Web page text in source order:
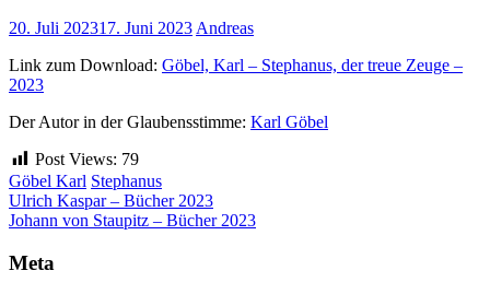
20. Juli 202317. Juni 2023 Andreas
Link zum Download: Göbel, Karl – Stephanus, der treue Zeuge –
2023
Der Autor in der Glaubensstimme: Karl Göbel
Post Views: 79
Göbel Karl Stephanus
Beitragsnavigation
Ulrich Kaspar – Bücher 2023
Johann von Staupitz – Bücher 2023
Meta